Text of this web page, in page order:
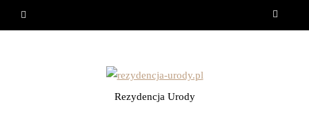
Rezydencja Urody